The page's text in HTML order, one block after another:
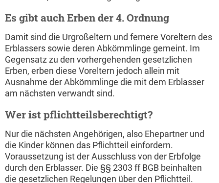
Es gibt auch Erben der 4. Ordnung
Damit sind die Urgroßeltern und fernere Voreltern des
Erblassers sowie deren Abkömmlinge gemeint. Im
Gegensatz zu den vorhergehenden gesetzlichen
Erben, erben diese Voreltern jedoch allein mit
Ausnahme der Abkömmlinge die mit dem Erblasser
am nächsten verwandt sind.
Wer ist pflichtteilsberechtigt?
Nur die nächsten Angehörigen, also Ehepartner und
die Kinder können das Pflichtteil einfordern.
Voraussetzung ist der Ausschluss von der Erbfolge
durch den Erblasser. Die §§ 2303 ff BGB beinhalten
die gesetzlichen Regelungen über den Pflichtteil.